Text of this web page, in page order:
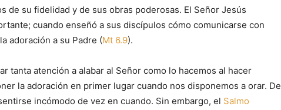
de su fidelidad y de sus obras poderosas. El Señor Jesús
cuando enseñó a sus discípulos cómo comunicarse con
adoración a su Padre (Mt 6.9).
tanta atención a alabar al Señor como lo hacemos al hacer
la adoración en primer lugar cuando nos disponemos a orar. De
incómodo de vez en cuando. Sin embargo, el Salmo